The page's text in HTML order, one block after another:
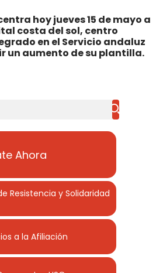
hoy jueves 15 de mayo a
costa del sol, centro
en el Servicio andaluz
un aumento de su plantilla.
Ahora
Resistencia y Solidaridad
a la Afiliación